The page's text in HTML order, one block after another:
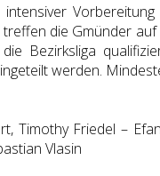
die Gmünder
Bezirksliga
werden.
Timothy Friedel –
Vlasin